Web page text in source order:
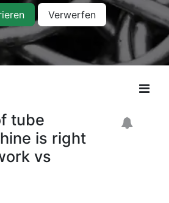
Verwerfen
tube
is right
vs